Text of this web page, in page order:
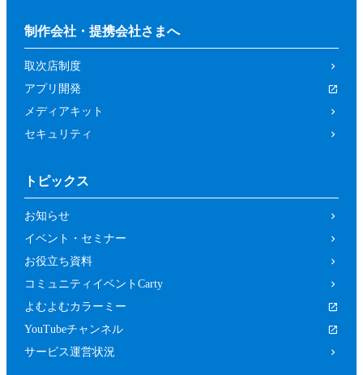
制作会社・提携会社さまへ
取次店制度
アプリ開発
メディアキット
セキュリティ
トピックス
お知らせ
イベント・セミナー
お役立ち資料
コミュニティイベントCarty
よむよむカラーミー
YouTubeチャンネル
サービス運営状況